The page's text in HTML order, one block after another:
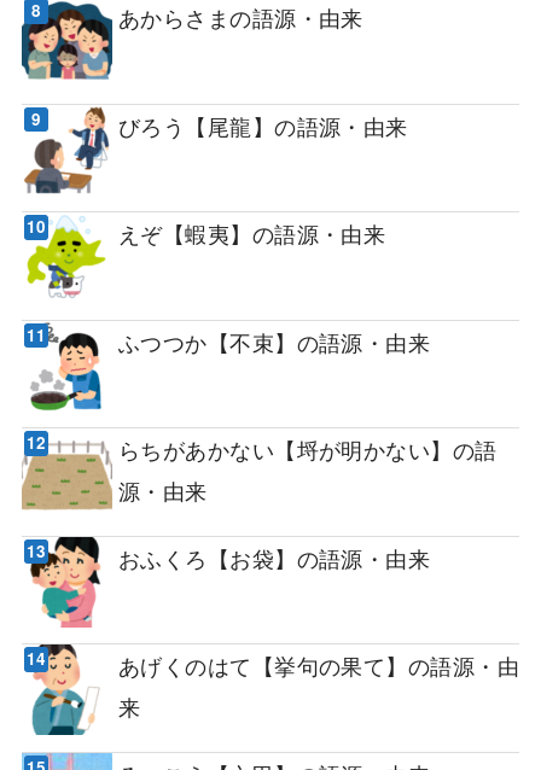
あからさまの語源・由来
びろう【尾龍】の語源・由来
えぞ【蝦夷】の語源・由来
ふつつか【不束】の語源・由来
らちがあかない【埒が明かない】の語
源・由来
おふくろ【お袋】の語源・由来
あげくのはて【挙句の果て】の語源・由
来